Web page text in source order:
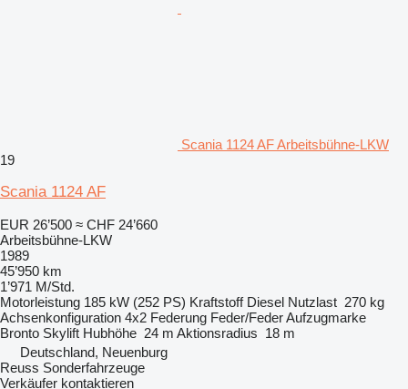
Scania 1124 AF Arbeitsbühne-LKW
19
Scania 1124 AF
EUR 26’500 ≈ CHF 24’660
Arbeitsbühne-LKW
1989
45’950 km
1’971 M/Std.
Motorleistung 185 kW (252 PS) Kraftstoff Diesel Nutzlast 270 kg
Achsenkonfiguration 4x2 Federung Feder/FederAufzugmarke
Bronto Skylift Hubhöhe 24 m Aktionsradius 18 m
Deutschland, Neuenburg
Reuss Sonderfahrzeuge
Verkäufer kontaktieren